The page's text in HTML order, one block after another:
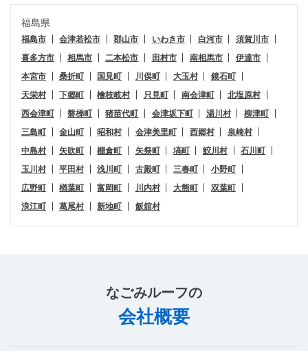
福島県
福島市 会津若松市 郡山市 いわき市 白河市
須賀川市
喜多方市
相馬市 二本松市 田村市 南相馬市
伊達市
本宮市
桑折町 国見町 川俣町 大玉村
鏡石町
天栄村
下郷町 檜枝岐村 只見町 南会津町
北塩原村
西会津町
磐梯町 猪苗代町 会津坂下町 湯川村
柳津町
三島町
金山町 昭和村 会津美里町 西郷村
泉崎村
中島村
矢吹町 棚倉町 矢祭町 塙町 鮫川村
石川町
玉川村
平田村 浅川町 古殿町 三春町
小野町
広野町
楢葉町 富岡町 川内村 大熊町
双葉町
浪江町
葛尾村 新地町 飯舘村
なごみルーフの
会社概要